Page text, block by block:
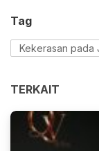
Tag
TERKAIT